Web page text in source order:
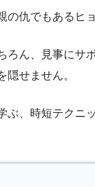
仇でもあるヒ
ろん、見事にサ
隠せません。
ぶ、時短テクニ